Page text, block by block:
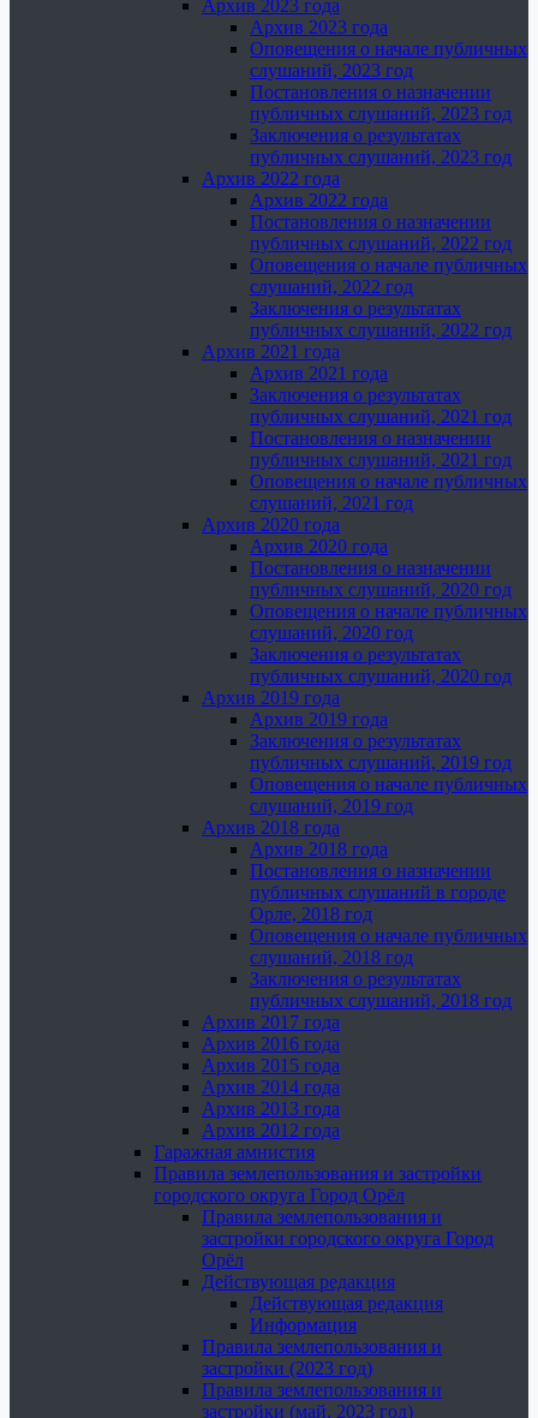
Архив 2023 года
Архив 2023 года
Оповещения о начале публичных
слушаний, 2023 год
Постановления о назначении
публичных слушаний, 2023 год
Заключения о результатах
публичных слушаний, 2023 год
Архив 2022 года
Архив 2022 года
Постановления о назначении
публичных слушаний, 2022 год
Оповещения о начале публичных
слушаний, 2022 год
Заключения о результатах
публичных слушаний, 2022 год
Архив 2021 года
Архив 2021 года
Заключения о результатах
публичных слушаний, 2021 год
Постановления о назначении
публичных слушаний, 2021 год
Оповещения о начале публичных
слушаний, 2021 год
Архив 2020 года
Архив 2020 года
Постановления о назначении
публичных слушаний, 2020 год
Оповещения о начале публичных
слушаний, 2020 год
Заключения о результатах
публичных слушаний, 2020 год
Архив 2019 года
Архив 2019 года
Заключения о результатах
публичных слушаний, 2019 год
Оповещения о начале публичных
слушаний, 2019 год
Архив 2018 года
Архив 2018 года
Постановления о назначении
публичных слушаний в городе
Орле, 2018 год
Оповещения о начале публичных
слушаний, 2018 год
Заключения о результатах
публичных слушаний, 2018 год
Архив 2017 года
Архив 2016 года
Архив 2015 года
Архив 2014 года
Архив 2013 года
Архив 2012 года
Гаражная амнистия
Правила землепользования и застройки
городского округа Город Орёл
Правила землепользования и
застройки городского округа Город
Орёл
Действующая редакция
Действующая редакция
Информация
Правила землепользования и
застройки (2023 год)
Правила землепользования и
застройки (май, 2023 год)